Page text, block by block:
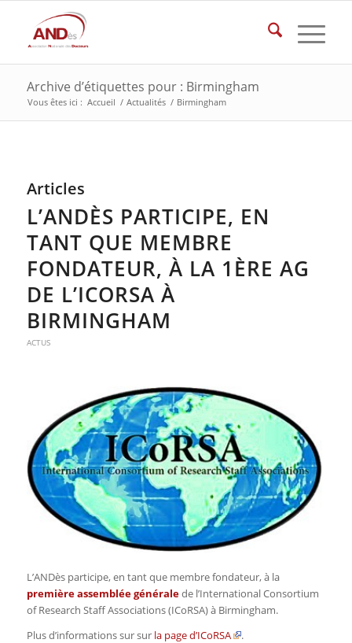
Archive d’étiquettes pour : Birmingham
Vous êtes ici : Accueil / Actualités / Birmingham
Articles
L’ANDÈS PARTICIPE, EN
TANT QUE MEMBRE
FONDATEUR, À LA 1ÈRE AG
DE L’ICORSA À
BIRMINGHAM
ACTUS
L’ANDès participe, en tant que membre fondateur, à la
première assemblée généralede l’International Consortium
of Research Staff Associations (ICoRSA) à Birmingham.
Plus d’informations sur sur la page d’ICoRSA .